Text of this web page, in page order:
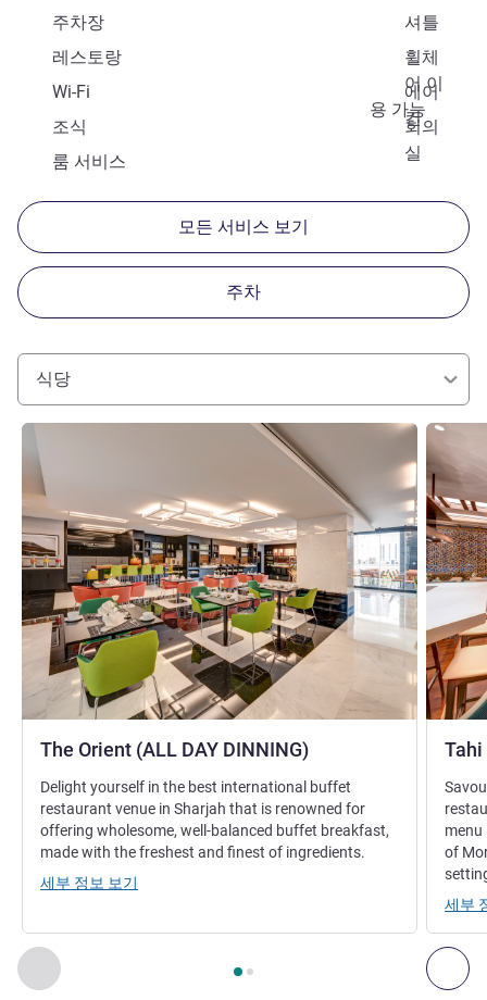
주차장
셔틀
레스토랑
휠체
어 이
용 가능
Wi-Fi
에어
컨
조식
회의
실
룸 서비스
모든 서비스 보기
주차
식당
이전 - 레스토랑 다
2/ 페이지 , 레스토랑 1 : The Orient (ALL DAY DINNING) , 레
The Orient (ALL DAY DINNING)
세부 정보 보기
Delight yourself in the best international buffet
restaurant venue in Sharjah that is renowned for
offering wholesome, well-balanced buffet breakfast,
made with the freshest and finest of ingredients.
세부 정보 보기
Tahi
세부 정
menu
of
세부